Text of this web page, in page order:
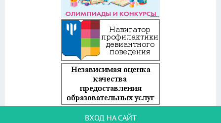
ВХОД НА САЙТ